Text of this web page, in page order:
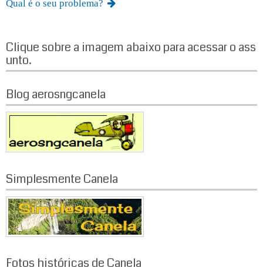
Qual é o seu problema?
Clique sobre a imagem abaixo para acessar o ass
unto.
Blog aerosngcanela
Simplesmente Canela
Fotos históricas de Canela